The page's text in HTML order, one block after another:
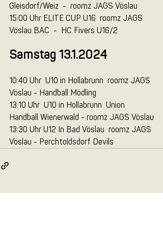
Gleisdorf/Weiz  -  roomz JAGS Vöslau
15:00 Uhr ELITE CUP U16  roomz JAGS
Vöslau BAC  -  HC Fivers U16/2
Samstag 13.1.2024
10:40 Uhr  U10 in Hollabrunn  roomz JAGS
Vöslau - Handball Mödling
13:10 Uhr  U10 in Hollabrunn  Union
Handball Wienerwald - roomz JAGS Vöslau
13:30 Uhr U12 In Bad Vöslau  roomz JAGS
Vöslau - Perchtoldsdorf Devils